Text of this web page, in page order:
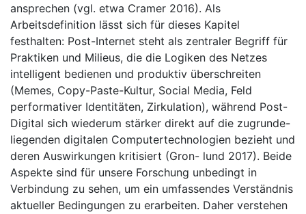
ansprechen (vgl. etwa Cramer 2016). Als
Arbeitsdefinition lässt sich für dieses Kapitel
festhalten: Post-Internet steht als zentraler Begriff für
Praktiken und Milieus, die die Logiken des Netzes
intelligent bedienen und produktiv überschreiten
(Memes, Copy-Paste-Kultur, Social Media, Feld
performativer Identitäten, Zirkulation), während Post-
Digital sich wiederum stärker direkt auf die zugrunde-
liegenden digitalen Computertechnologien bezieht und
deren Auswirkungen kritisiert (Gron- lund 2017). Beide
Aspekte sind für unsere Forschung unbedingt in
Verbindung zu sehen, um ein umfassendes Verständnis
aktueller Bedingungen zu erarbeiten. Daher verstehen